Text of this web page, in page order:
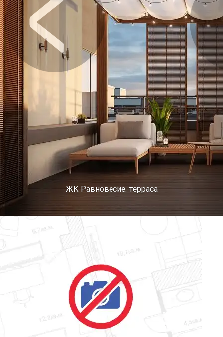
ЖК Равновесие. терраса
Предыдущее